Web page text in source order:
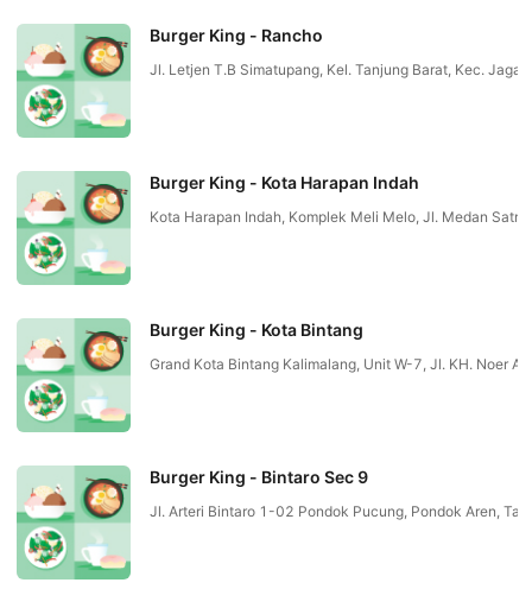
Burger King - Rancho
Jl. Letjen T.B Simatupang, Kel. Tanjung Barat, Kec.
Burger King - Kota Harapan Indah
Kota Harapan Indah, Komplek Meli Melo, Jl. Medan
Burger King - Kota Bintang
Grand Kota Bintang Kalimalang, Unit W-7, Jl. KH. Noer
Burger King - Bintaro Sec 9
Jl. Arteri Bintaro 1-02 Pondok Pucung, Pondok Aren,